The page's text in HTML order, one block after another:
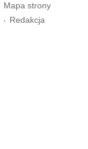
Mapa strony
Redakcja